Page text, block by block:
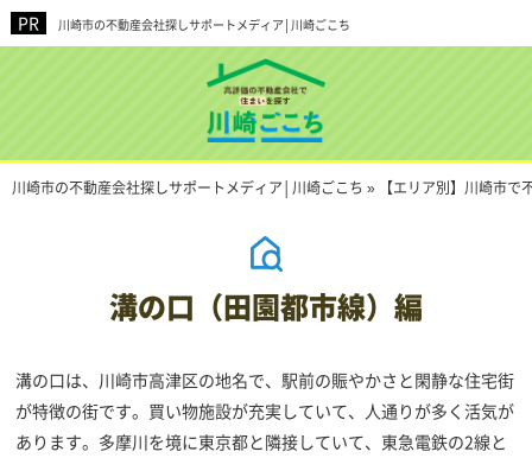
川崎市の不動産会社探しサポートメディア│川崎ごこち
川崎市の不動産会社探しサポートメディア│川崎ごこち » 【エリア別】川崎市
溝の口（田園都市線）編
溝の口は、川崎市高津区の地名で、駅前の賑やかさと閑静な住宅街
が特徴の街です。買い物施設が充実していて、人通りが多く活気が
あります。多摩川を境に東京都と隣接していて、東急電鉄の2線と